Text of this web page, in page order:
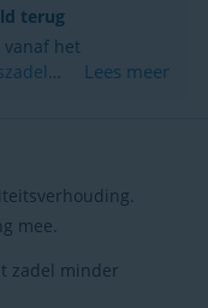
terug
Lees meer
mee.
zadel minder